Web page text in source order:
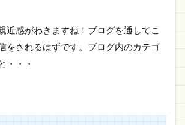
近感がわきますね！ブログを通してこ
をされるはずです。ブログ内のカテゴ
・・・